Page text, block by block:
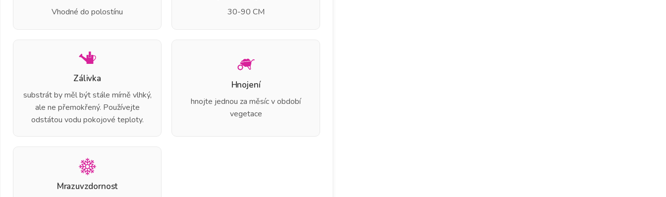
Vhodné do polostínu 30-90 CM
Zálivka
substrát by měl být stále mírně vlhký,
ale ne přemokřený. Používejte
odstátou vodu pokojové teploty.
Hnojení
hnojte jednou za měsíc v období
vegetace
Mrazuvzdornost